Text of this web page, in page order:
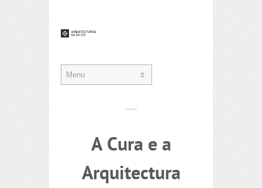
A Cura e a
Arquitectura